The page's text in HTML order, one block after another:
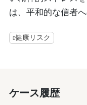
は、平和的な信者
健康リスク
ケース履歴